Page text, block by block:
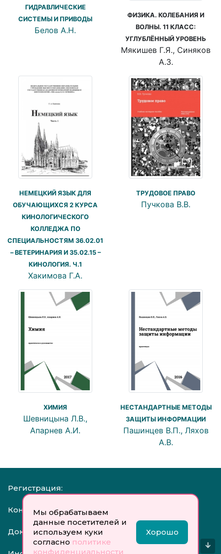
Мы обрабатываем
данные посетителей и
используем куки
согласно политике
конфиденциальности
Хорошо
ГИДРАВЛИЧЕСКИЕ
СИСТЕМЫ И ПРИВОДЫ
Белов А.Н.
ФИЗИКА. КОЛЕБАНИЯ И
ВОЛНЫ. 11 КЛАСС:
УГЛУБЛЁННЫЙ УРОВЕНЬ
Мякишев Г.Я., Синяков
А.З.
НЕМЕЦКИЙ ЯЗЫК ДЛЯ
ОБУЧАЮЩИХСЯ 2 КУРСА
КИНОЛОГИЧЕСКОГО
КОЛЛЕДЖА ПО
СПЕЦИАЛЬНОСТЯМ 36.02.01
– ВЕТЕРИНАРИЯ И 35.02.15 –
КИНОЛОГИЯ. Ч.1
Хакимова Г.А.
ТРУДОВОЕ ПРАВО
Пучкова В.В.
ХИМИЯ
Шевницына Л.В.,
Апарнев А.И.
НЕСТАНДАРТНЫЕ МЕТОДЫ
ЗАЩИТЫ ИНФОРМАЦИИ
Пашинцев В.П., Ляхов
А.В.
Регистрация:
Контакты:
Документы:
↓